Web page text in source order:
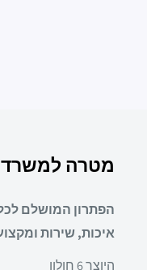
מטרה למשרד
הפתרון המושלם
איכות, שירות
היוצר 6 חולון